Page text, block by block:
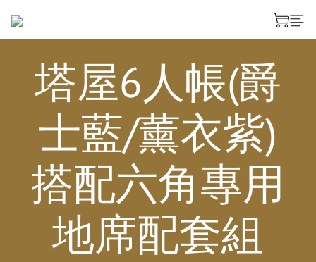
塔屋6人帳(爵
士藍/薰衣紫)
搭配六角專用
地席配套組